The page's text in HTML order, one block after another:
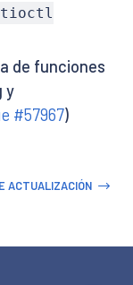
de funciones
y
#57967)
ACTUALIZACIÓN